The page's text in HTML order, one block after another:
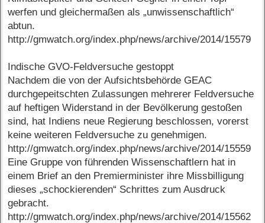
werfen und gleichermaßen als „unwissenschaftlich“
abtun.
http://gmwatch.org/index.php/news/archive/2014/15579
Indische GVO-Feldversuche gestoppt
Nachdem die von der Aufsichtsbehörde GEAC
durchgepeitschten Zulassungen mehrerer Feldversuche
auf heftigen Widerstand in der Bevölkerung gestoßen
sind, hat Indiens neue Regierung beschlossen, vorerst
keine weiteren Feldversuche zu genehmigen.
http://gmwatch.org/index.php/news/archive/2014/15559
Eine Gruppe von führenden Wissenschaftlern hat in
einem Brief an den Premierminister ihre Missbilligung
dieses „schockierenden“ Schrittes zum Ausdruck
gebracht.
http://gmwatch.org/index.php/news/archive/2014/15562